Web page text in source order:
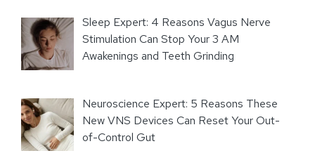
Sleep Expert: 4 Reasons Vagus Nerve
Stimulation Can Stop Your 3 AM
Awakenings and Teeth Grinding
Neuroscience Expert: 5 Reasons These
New VNS Devices Can Reset Your Out-
of-Control Gut